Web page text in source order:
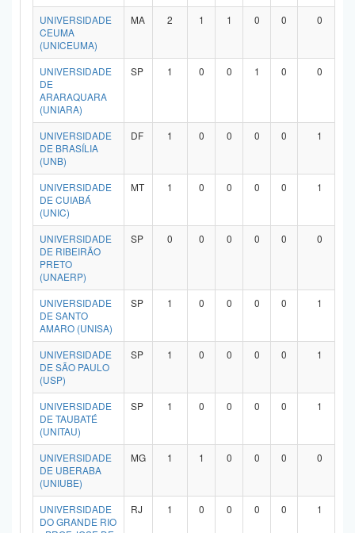
UNIVERSIDADE
CEUMA
(UNICEUMA)
MA 2 1 1 0 0 0
UNIVERSIDADE
DE
ARARAQUARA
(UNIARA)
SP 1 0 0 1 0 0
UNIVERSIDADE
DE BRASÍLIA
(UNB)
DF 1 0 0 0 0 1
UNIVERSIDADE
DE CUIABÁ
(UNIC)
MT 1 0 0 0 0 1
UNIVERSIDADE
DE RIBEIRÃO
PRETO
(UNAERP)
SP 0 0 0 0 0 0
UNIVERSIDADE
DE SANTO
AMARO (UNISA)
SP 1 0 0 0 0 1
UNIVERSIDADE
DE SÃO PAULO
(USP)
SP 1 0 0 0 0 1
UNIVERSIDADE
DE TAUBATÉ
(UNITAU)
SP 1 0 0 0 0 1
UNIVERSIDADE
DE UBERABA
(UNIUBE)
MG 1 1 0 0 0 0
UNIVERSIDADE
DO GRANDE RIO
RJ 1 0 0 0 0 1